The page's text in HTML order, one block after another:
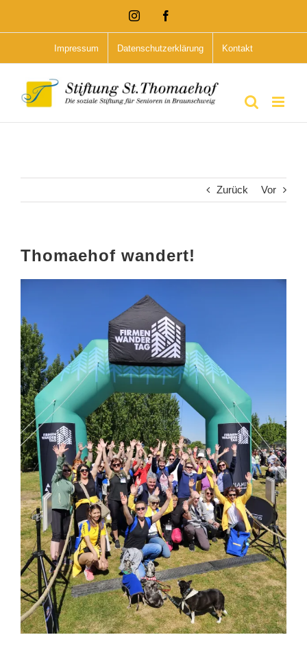
Inhalt
Instagram
Impressum Datenschutzerklärung Kontakt
Zurück Vor
Thomaehof wandert!